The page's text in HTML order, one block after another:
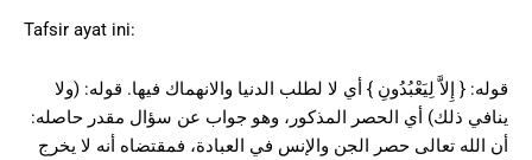
Tafsir ayat ini:
قوله: { إِلاَّ لِيَعْبُدُونِ } أي لا لطلب الدنيا والانهماك فيها. قوله: (ولا
ينافي ذلك) أي الحصر المذكور، وهو جواب عن سؤال مقدر حاصله:
أن الله تعالى حصر الجن والإنس في العبادة، فمقتضاه أنه لا يخرج